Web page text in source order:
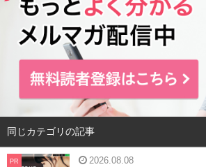
同じカテゴリの記事
PR 2026.08.08